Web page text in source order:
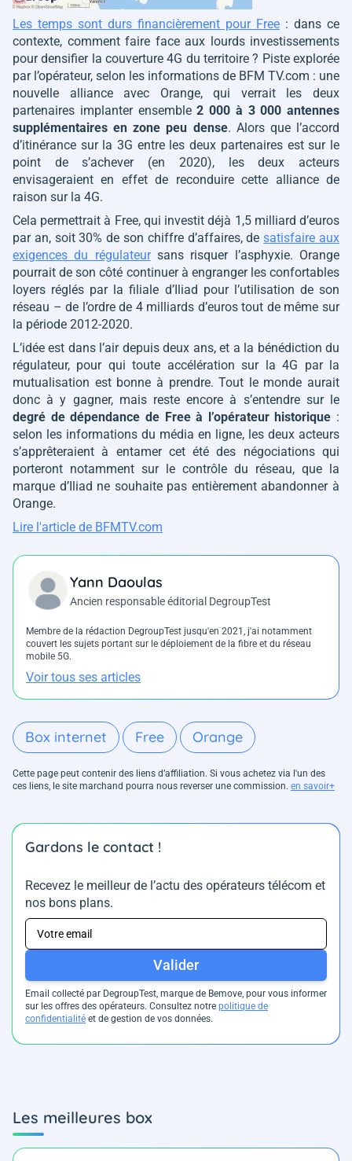
Les temps sont durs financièrement pour Free : dans ce
contexte, comment faire face aux lourds investissements
pour densifier la couverture 4G du territoire ? Piste explorée
par l’opérateur, selon les informations de BFM TV.com : une
nouvelle alliance avec Orange, qui verrait les deux
partenaires implanter ensemble2 000 à 3 000 antennes
supplémentaires en zone peu dense. Alors que l’accord
d’itinérance sur la 3G entre les deux partenaires est sur le
point de s’achever (en 2020), les deux acteurs
envisageraient en effet de reconduire cette alliance de
raison sur la 4G.
Cela permettrait à Free, qui investit déjà 1,5 milliard d’euros
par an, soit 30% de son chiffre d’affaires, desatisfaire aux
exigences du régulateursans risquer l’asphyxie. Orange
pourrait de son côté continuer à engranger les confortables
loyers réglés par la filiale d’Iliad pour l’utilisation de son
réseau – de l’ordre de 4 milliards d’euros tout de même sur
la période 2012-2020.
L’idée est dans l’air depuis deux ans, et a la bénédiction du
régulateur, pour qui toute accélération sur la 4G par la
mutualisation est bonne à prendre. Tout le monde aurait
donc à y gagner, mais reste encore à s’entendre sur le
degré de dépendance de Free à l’opérateur historique :
selon les informations du média en ligne, les deux acteurs
s’apprêteraient à entamer cet été des négociations qui
porteront notamment sur le contrôle du réseau, que la
marque d’Iliad ne souhaite pas entièrement abandonner à
Orange.
Lire l'article de BFMTV.com
Yann Daoulas
Ancien responsable éditorial DegroupTest
Membre de la rédaction DegroupTest jusqu'en 2021, j'ai notamment
couvert les sujets portant sur le déploiement de la fibre et du réseau
mobile 5G.
Voir tous ses articles
Box internet Free Orange
Cette page peut contenir des liens d’affiliation. Si vous achetez via l'un des
ces liens, le site marchand pourra nous reverser une commission. en savoir+
Gardons le contact !
Recevez le meilleur de l’actu des opérateurs télécom et
nos bons plans.
Valider
Email collecté par DegroupTest, marque de Bemove, pour vous informer
sur les offres des opérateurs. Consultez notre politique de
confidentialité et de gestion de vos données.
Les meilleures box